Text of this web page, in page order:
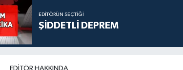
EDITÖRÜN SEÇTIĞI
ŞİDDETLİ DEPREM
EDITÖR HAKKINDA